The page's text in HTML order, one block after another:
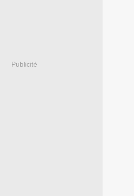
Publicité